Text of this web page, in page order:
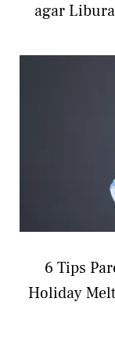
agar
6 Tips
Holiday